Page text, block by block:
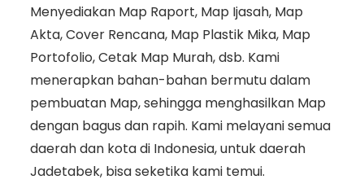
Menyediakan Map Raport, Map Ijasah, Map
Akta, Cover Rencana, Map Plastik Mika, Map
Portofolio, Cetak Map Murah, dsb. Kami
menerapkan bahan-bahan bermutu dalam
pembuatan Map, sehingga menghasilkan Map
dengan bagus dan rapih. Kami melayani semua
daerah dan kota di Indonesia, untuk daerah
Jadetabek, bisa seketika kami temui.